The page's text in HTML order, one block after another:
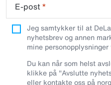
E-post*
Jeg samtykker til at
nyhetsbrev og annen
mine
Du kan når som helst
klikke på "Avslutte
eller kontakte oss på